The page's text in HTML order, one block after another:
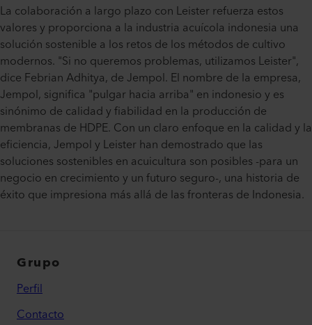
La colaboración a largo plazo con Leister refuerza estos
valores y proporciona a la industria acuícola indonesia una
solución sostenible a los retos de los métodos de cultivo
modernos. "Si no queremos problemas, utilizamos Leister",
dice Febrian Adhitya, de Jempol. El nombre de la empresa,
Jempol, significa "pulgar hacia arriba" en indonesio y es
sinónimo de calidad y fiabilidad en la producción de
membranas de HDPE. Con un claro enfoque en la calidad y la
eficiencia, Jempol y Leister han demostrado que las
soluciones sostenibles en acuicultura son posibles -para un
negocio en crecimiento y un futuro seguro-, una historia de
éxito que impresiona más allá de las fronteras de Indonesia.
Grupo
Perfil
Contacto